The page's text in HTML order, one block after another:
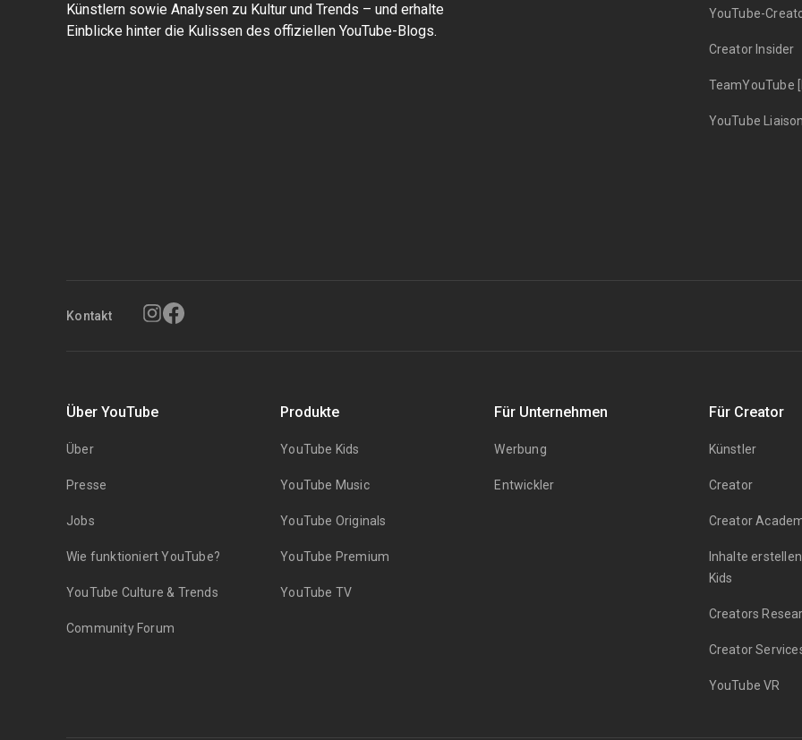
Künstlern sowie Analysen zu Kultur und Trends – und erhalte
Einblicke hinter die Kulissen des offiziellen YouTube-Blogs.
YouTube-
Creator Insider
TeamYouTube
YouTube
Kontakt
Über YouTube
Über
Presse
Jobs
Wie funktioniert YouTube?
YouTube Culture & Trends
Community Forum
Produkte
YouTube Kids
YouTube Music
YouTube Originals
YouTube Premium
YouTube TV
Für Unternehmen
Werbung
Entwickler
Für Creator
Künstler
Creator
Creator
Inhalte
Kids
Creators
Creator
YouTube VR